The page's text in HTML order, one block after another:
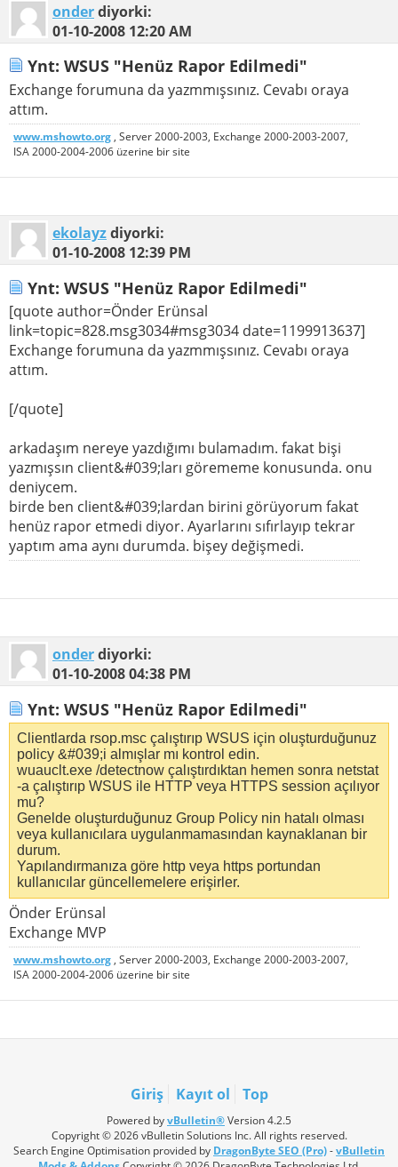
onderdiyorki:
01-10-2008 12:20 AM
Ynt: WSUS "Henüz Rapor Edilmedi"
Exchange forumuna da yazmmışsınız. Cevabı oraya
attım.
www.mshowto.org , Server 2000-2003, Exchange 2000-2003-2007,
ISA 2000-2004-2006 üzerine bir site
ekolayzdiyorki:
01-10-2008 12:39 PM
Ynt: WSUS "Henüz Rapor Edilmedi"
[quote author=Önder Erünsal
link=topic=828.msg3034#msg3034 date=1199913637]
Exchange forumuna da yazmmışsınız. Cevabı oraya
attım.
[/quote]
arkadaşım nereye yazdığımı bulamadım. fakat bişi
yazmışsın client&#039;ları görememe konusunda. onu
deniycem.
birde ben client&#039;lardan birini görüyorum fakat
henüz rapor etmedi diyor. Ayarlarını sıfırlayıp tekrar
yaptım ama aynı durumda. bişey değişmedi.
onderdiyorki:
01-10-200804:38 PM
Ynt: WSUS "Henüz Rapor Edilmedi"
Clientlarda rsop.msc çalıştırıp WSUS için oluşturduğunuz
policy &#039;i almışlar mı kontrol edin.
wuauclt.exe /detectnow çalıştırdıktan hemen sonra netstat
-a çalıştırıp WSUS ile HTTP veya HTTPS session açılıyor
mu?
Genelde oluşturduğunuz Group Policy nin hatalı olması
veya kullanıcılara uygulanmamasından kaynaklanan bir
durum.
Yapılandırmanıza göre http veya https portundan
kullanıcılar güncellemelere erişirler.
Önder Erünsal
Exchange MVP
www.mshowto.org , Server 2000-2003, Exchange 2000-2003-2007,
ISA 2000-2004-2006 üzerine bir site
Giriş Kayıt ol Top
Powered byvBulletin®Version 4.2.5
Copyright © 2026 vBulletin Solutions Inc. All rights reserved.
Search Engine Optimisation provided by DragonByte SEO (Pro)-vBulletin